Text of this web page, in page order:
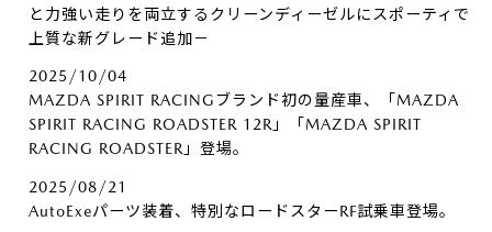
と力強い走りを両立するクリーンディーゼルにスポーティで
上質な新グレード追加－
2025/10/04
MAZDA SPIRIT RACINGブランド初の量産車、「MAZDA
SPIRIT RACING ROADSTER 12R」「MAZDA SPIRIT
RACING ROADSTER」登場。
2025/08/21
AutoExeパーツ装着、特別なロードスターRF試乗車登場。